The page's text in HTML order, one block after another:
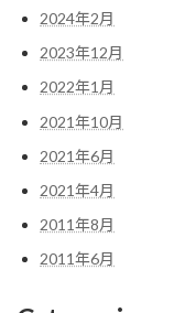
2024年2月
2023年12月
2022年1月
2021年10月
2021年6月
2021年4月
2011年8月
2011年6月